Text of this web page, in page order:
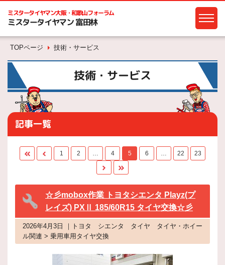
ミスタータイヤマン大阪・和歌山フォーラム
ミスタータイヤマン 富田林
TOPページ 技術・サービス
技術・サービス
記事一覧
1 2 … 4 5 6 … 22 23
☆彡mobox作業 トヨタシエンタ Playz(プ
レイズ) PXⅡ 185/60R15 タイヤ交換☆彡
2026年4月3日 ｜トヨタ シエンタ タイヤ タイヤ・ホイー
ル関連 > 乗用車用タイヤ交換